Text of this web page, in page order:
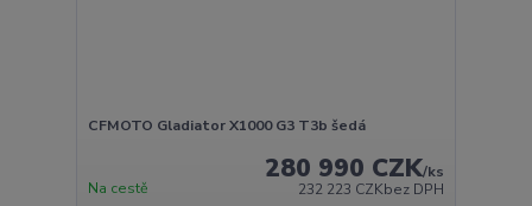
CFMOTO Gladiator X1000 G3 T3b šedá
280 990 CZK/ks
232 223 CZKbez DPH
Na cestě